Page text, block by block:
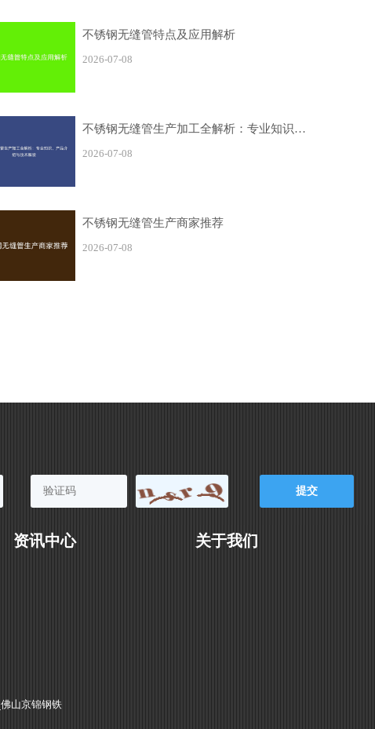
不锈钢无缝管特点及应用解析
2026-07-08
不锈钢无缝管生产加工全解析：专业知识、产品介绍与技术解读
2026-07-08
不锈钢无缝管生产商家推荐
2026-07-08
提交
资讯中心 关于我们
山京锦钢铁